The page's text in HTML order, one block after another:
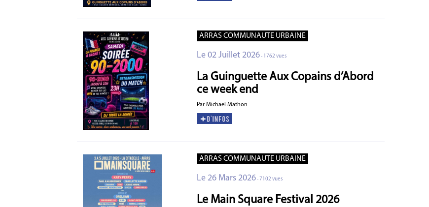
ARRAS COMMUNAUTE URBAINE
Le 02 Juillet 2026- 1762 vues
La Guinguette Aux Copains d’Abord
ce week end
Par Michael Mathon
ARRAS COMMUNAUTE URBAINE
Le 26 Mars 2026- 7102 vues
Le Main Square Festival 2026